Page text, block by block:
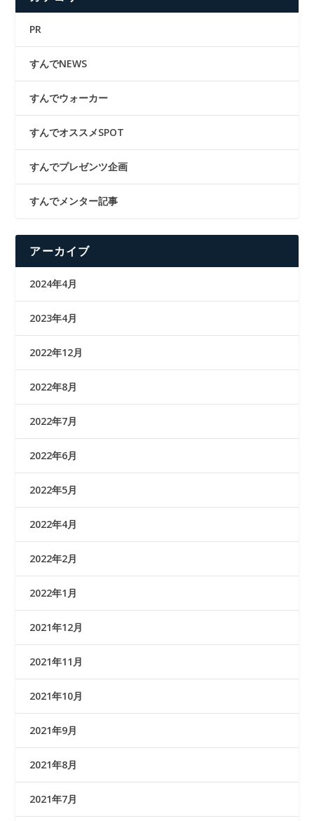
PR
すんでNEWS
すんでウォーカー
すんでオススメSPOT
すんでプレゼンツ企画
すんでメンター記事
アーカイブ
2024年4月
2023年4月
2022年12月
2022年8月
2022年7月
2022年6月
2022年5月
2022年4月
2022年2月
2022年1月
2021年12月
2021年11月
2021年10月
2021年9月
2021年8月
2021年7月